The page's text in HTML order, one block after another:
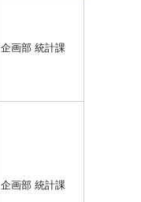
企画部 統計課
企画部 統計課